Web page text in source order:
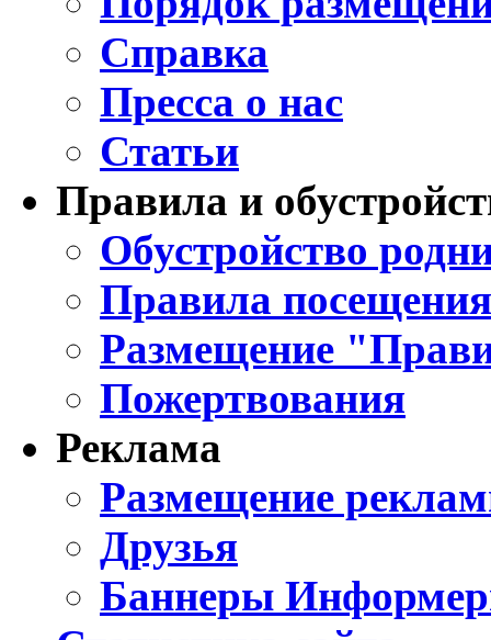
Справка
Пресса о нас
Статьи
Правила и
Обустройство
Правила
Размещение
Пожертвования
Реклама
Размещение
Друзья
Баннеры